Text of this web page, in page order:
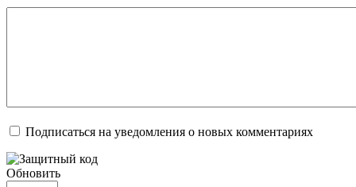
Подписаться на уведомления о новых комментариях
Обновить